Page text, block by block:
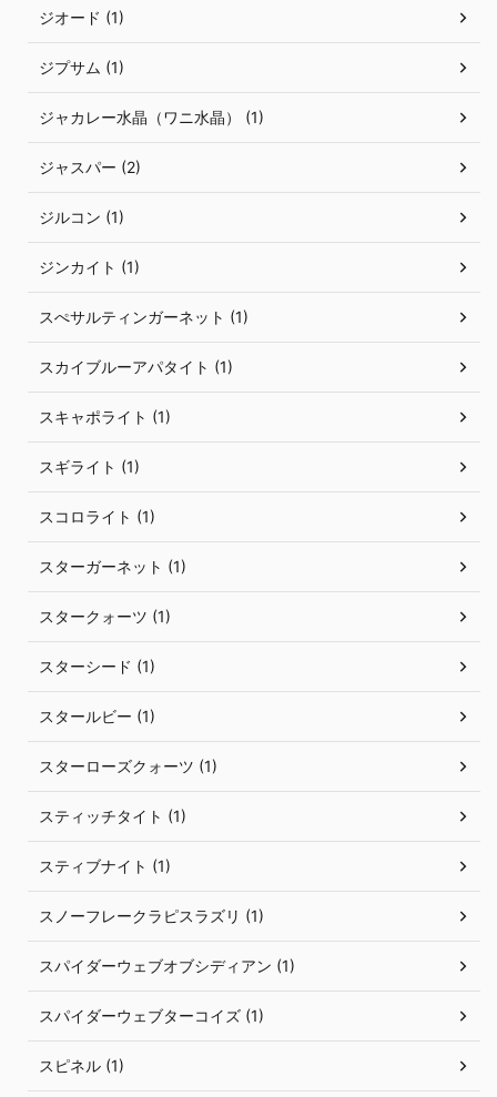
ジオード (1)
ジプサム (1)
ジャカレー水晶（ワニ水晶） (1)
ジャスパー (2)
ジルコン (1)
ジンカイト (1)
スぺサルティンガーネット (1)
スカイブルーアパタイト (1)
スキャポライト (1)
スギライト (1)
スコロライト (1)
スターガーネット (1)
スタークォーツ (1)
スターシード (1)
スタールビー (1)
スターローズクォーツ (1)
スティッチタイト (1)
スティブナイト (1)
スノーフレークラピスラズリ (1)
スパイダーウェブオブシディアン (1)
スパイダーウェブターコイズ (1)
スピネル (1)